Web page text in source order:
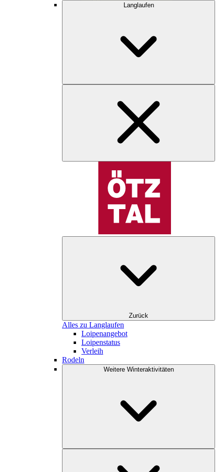
Langlaufen
Zurück
Alles zu Langlaufen
Loipenangebot
Loipenstatus
Verleih
Rodeln
Weitere Winteraktivitäten